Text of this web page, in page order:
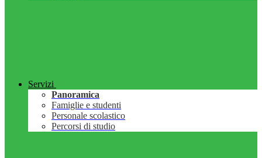
Servizi
Panoramica
Famiglie e studenti
Personale scolastico
Percorsi di studio